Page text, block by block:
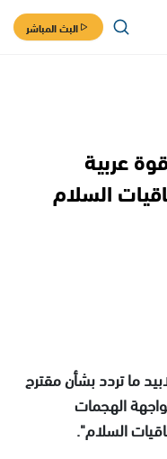
البث المباشر
عربية
السلام
ما تردد بشأن مقترح
الهجمات
السلام".